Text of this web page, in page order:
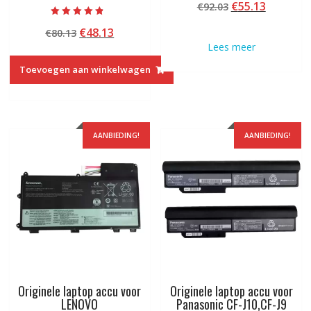
met
4.50
€80.13 Oorspronkelijke
was:
€80.13.
€48.13
is:
€48.13.
Toevoegen aan winkelwagen
5.00
van 5
€92.03
€92.03.
€55.13Huidige
Lees meer
AANBIEDING!
Originele laptop accu voor
LENOVO
AANBIEDING!
Originele laptop accu voor
Panasonic CF-J10,CF-J9